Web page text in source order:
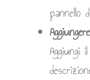
pannello
Aggiungi